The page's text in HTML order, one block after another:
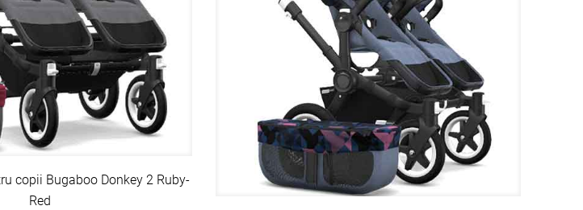
copii Bugaboo Donkey 2 Ruby-
Red